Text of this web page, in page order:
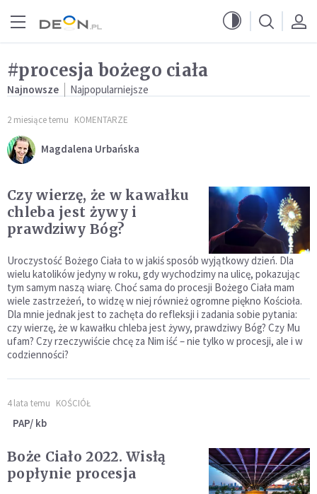
#procesja bożego ciała
Najnowsze Najpopularniejsze
2 miesiące temu KOMENTARZE
Magdalena Urbańska
Czy wierzę, że w kawałku
chleba jest żywy i
prawdziwy Bóg?
Uroczystość Bożego Ciała to w jakiś sposób wyjątkowy dzień. Dla
wielu katolików jedyny w roku, gdy wychodzimy na ulicę, pokazując
tym samym naszą wiarę. Choć sama do procesji Bożego Ciała mam
wiele zastrzeżeń, to widzę w niej również ogromne piękno Kościoła.
Dla mnie jednak jest to zachęta do refleksji i zadania sobie pytania:
czy wierzę, że w kawałku chleba jest żywy, prawdziwy Bóg? Czy Mu
ufam? Czy rzeczywiście chcę za Nim iść – nie tylko w procesji, ale i w
codzienności?
4 lata temu KOŚCIÓŁ
PAP/ kb
Boże Ciało 2022. Wisłą
popłynie procesja